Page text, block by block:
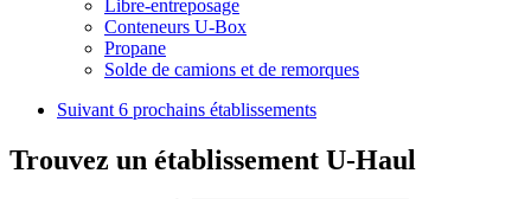
Libre-entreposage
Conteneurs U-Box
Propane
Solde de camions et de remorques
Suivant 6 prochains établissements
Trouvez un établissement U-Haul